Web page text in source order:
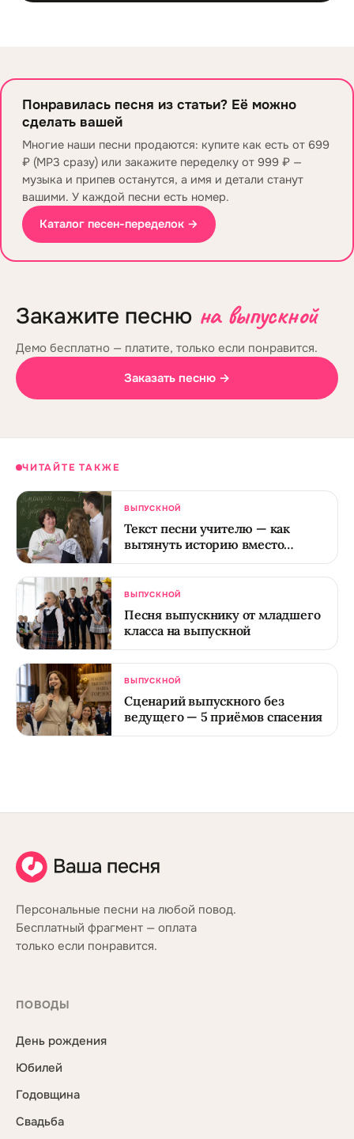
Понравилась песня из статьи? Её можно
сделать вашей
Многие наши песни продаются: купите как есть от 699
₽ (MP3 сразу) или закажите переделку от 999 ₽ —
музыка и припев останутся, а имя и детали станут
вашими. У каждой песни есть номер.
Каталог песен-переделок →
Закажите песню на выпускной
Демо бесплатно — платите, только если понравится.
Заказать песню →
ЧИТАЙТЕ ТАКЖЕ
ВЫПУСКНОЙ
Текст песни учителю — как
вытянуть историю вместо
дежурного спасибо
ВЫПУСКНОЙ
Песня выпускнику от младшего
класса на выпускной
ВЫПУСКНОЙ
Сценарий выпускного без
ведущего — 5 приёмов спасения
Персональные песни на любой повод.
Бесплатный фрагмент — оплата
только если понравится.
ПОВОДЫ
День рождения
Юбилей
Годовщина
Свадьба